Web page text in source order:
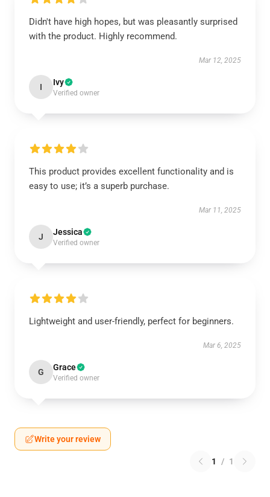
Didn't have high hopes, but was pleasantly surprised
with the product. Highly recommend.
Mar 12, 2025
I Ivy
Verified owner
This product provides excellent functionality and is
easy to use; it’s a superb purchase.
Mar 11, 2025
J Jessica
Verified owner
Lightweight and user-friendly, perfect for beginners.
Mar 6, 2025
G Grace
Verified owner
Write your review
1 / 1